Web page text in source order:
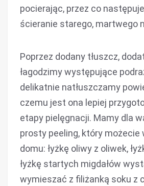
pocierając, przez co
ścieranie starego, martwego
Poprzez dodany tłuszcz,
łagodzimy występujące
delikatnie natłuszczamy
czemu jest ona lepiej
etapy pielęgnacji. Mamy dla
prosty peeling, który możecie
domu: łyżkę oliwy z oliwek,
łyżkę startych migdałów
wymieszać z filiżanką soku z